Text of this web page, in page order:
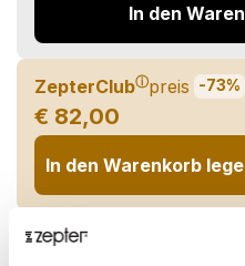
In den
ZepterClubⓘpreis -73%
€ 82,00
In den Warenkorb
Lieferung bis zu 7